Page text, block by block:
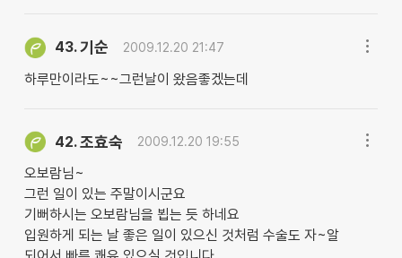
43.기순 2009.12.20 21:47
하루만이라도~~그런날이 왔음좋겠는데
42.조효숙 2009.12.20 19:55
오보람님~
그런 일이 있는 주말이시군요
기뻐하시는 오보람님을 뵙는 듯 하네요
입원하게 되는 날 좋은 일이 있으신 것처럼 수술도 자~알